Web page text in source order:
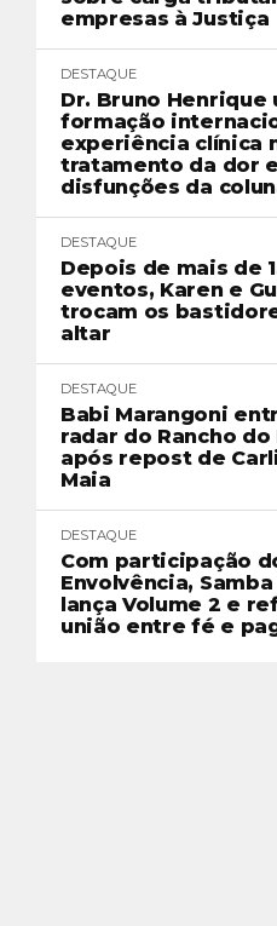
empresas à Justiça
DESTAQUE
Dr. Bruno Henrique
formação
experiência clínica
tratamento da dor
disfunções da
DESTAQUE
Depois de mais de
eventos, Karen e
trocam os
altar
DESTAQUE
Babi Marangoni
radar do Rancho do
após repost de
Maia
DESTAQUE
Com participação
Envolvência, Samba
lança Volume 2 e
união entre fé e